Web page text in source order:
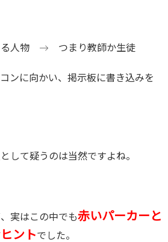
る人物 → つまり教師か生徒
ンに向かい、掲示板に書き込みを
して疑うのは当然ですよね。
実はこの中でも赤いパーカーと
ントでした。